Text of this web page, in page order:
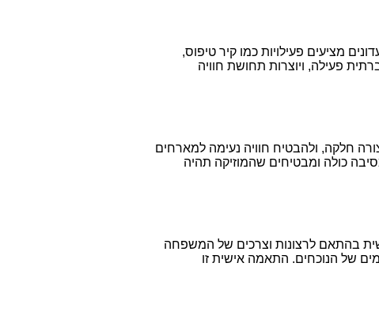
מציעים פעילויות כמו קיר טיפוס,
פעילה, ויוצרות תחושת חוויה
חלקה, ולהבטיח חוויה נעימה למארחים
כולה ומבטיחים שהמוזיקה תהיה
בהתאם לרצונות וצרכים של המשפחה
של הנוכחים. התאמה אישית זו